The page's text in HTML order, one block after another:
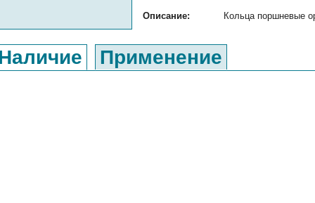
Описание: Кольца поршневые
Применение